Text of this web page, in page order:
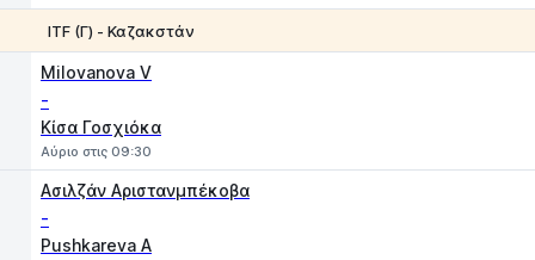
ITF (Γ) - Καζακστάν
Milovanova V
-
Κίσα Γοσχιόκα
Αύριο στις 09:30
Ασιλζάν Αριστανμπέκοβα
-
Pushkareva A